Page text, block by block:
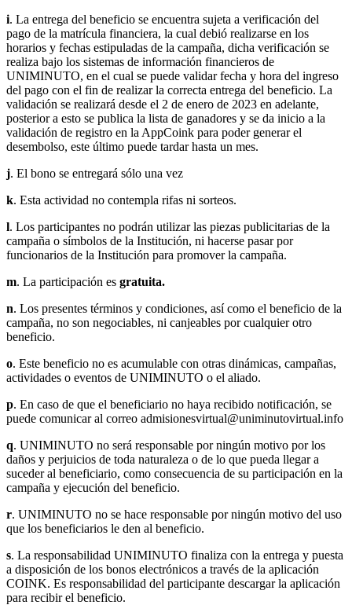
i. La entrega del beneficio se encuentra sujeta a verificación del
pago de la matrícula financiera, la cual debió realizarse en los
horarios y fechas estipuladas de la campaña, dicha verificación se
realiza bajo los sistemas de información financieros de
UNIMINUTO, en el cual se puede validar fecha y hora del ingreso
del pago con el fin de realizar la correcta entrega del beneficio. La
validación se realizará desde el 2 de enero de 2023 en adelante,
posterior a esto se publica la lista de ganadores y se da inicio a la
validación de registro en la AppCoink para poder generar el
desembolso, este último puede tardar hasta un mes.
j. El bono se entregará sólo una vez
k. Esta actividad no contempla rifas ni sorteos.
l. Los participantes no podrán utilizar las piezas publicitarias de la
campaña o símbolos de la Institución, ni hacerse pasar por
funcionarios de la Institución para promover la campaña.
m. La participación es gratuita.
n. Los presentes términos y condiciones, así como el beneficio de la
campaña, no son negociables, ni canjeables por cualquier otro
beneficio.
o. Este beneficio no es acumulable con otras dinámicas, campañas,
actividades o eventos de UNIMINUTO o el aliado.
p. En caso de que el beneficiario no haya recibido notificación, se
puede comunicar al correo admisionesvirtual@uniminutovirtual.info
q. UNIMINUTO no será responsable por ningún motivo por los
daños y perjuicios de toda naturaleza o de lo que pueda llegar a
suceder al beneficiario, como consecuencia de su participación en la
campaña y ejecución del beneficio.
r. UNIMINUTO no se hace responsable por ningún motivo del uso
que los beneficiarios le den al beneficio.
s. La responsabilidad UNIMINUTO finaliza con la entrega y puesta
a disposición de los bonos electrónicos a través de la aplicación
COINK. Es responsabilidad del participante descargar la aplicación
para recibir el beneficio.